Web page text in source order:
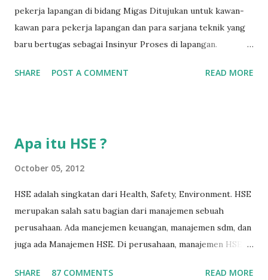
pekerja lapangan di bidang Migas Ditujukan untuk kawan-
kawan para pekerja lapangan dan para sarjana teknik yang
baru bertugas sebagai Insinyur Proses di lapangan.
jurusan Teknik Kimia dan langsung berhadapan dengan
suatu permasalahan dengan cepat, dan terkadang butuh
lama bekerja di front line operation – dalam hal
troubleshooting – semakin memperkaya kita dalam
memahami permasalahan-permasalahan proses berikutnya.
Menurut hemat saya, masalah-masalah troubleshooting
SHARE POST A COMMENT READ MORE
Apa itu HSE ?
October 05, 2012
HSE adalah singkatan dari Health, Safety, Environment. HSE
merupakan salah satu bagian dari manajemen sebuah
perusahaan. Ada manejemen keuangan, manajemen sdm, dan
juga ada Manajemen HSE. Di perusahaan, manajemen HSE
bertugas untuk merencanakan, melaksanakan, dan
SHARE 87 COMMENTS READ MORE